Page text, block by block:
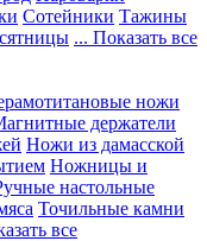
Сотейники Тажины
... Показать все
ножи
держатели
Ножи из дамасской
Ножницы и
настольные
Точильные камни
все